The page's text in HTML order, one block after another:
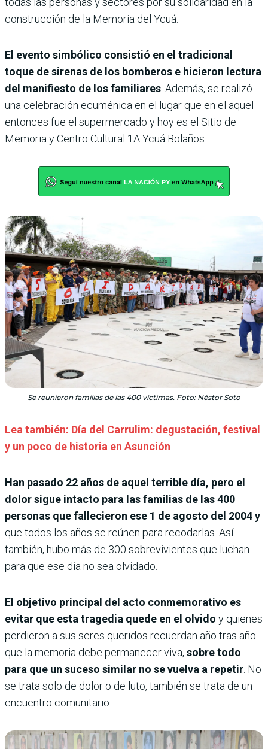
construcción de la Memoria del Ycuá.
El evento simbólico consistió en el tradicional
toque de sirenas de los bomberos e hicieron lectura
del manifiesto de los familiares . Además, se realizó
una celebración ecuménica en el lugar que en el aquel
entonces fue el supermercado y hoy es el Sitio de
Memoria y Centro Cultural 1A Ycuá Bolaños.
Se reunieron familias de las 400 víctimas. Foto: Néstor Soto
Lea también: Día del Carrulim: degustación, festival
y un poco de historia en Asunción
Han pasado 22 años de aquel terrible día, pero el
dolor sigue intacto para las familias de las 400
personas que fallecieron ese 1 de agosto del 2004 y
que todos los años se reúnen para recodarlas. Así
también, hubo más de 300 sobrevivientes que luchan
para que ese día no sea olvidado.
El objetivo principal del acto conmemorativo es
evitar que esta tragedia quede en el olvido y quienes
perdieron a sus seres queridos recuerdan año tras año
que la memoria debe permanecer viva, sobre todo
para que un suceso similar no se vuelva a repetir . No
se trata solo de dolor o de luto, también se trata de un
encuentro comunitario.